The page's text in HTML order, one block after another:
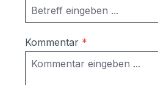
Kommentar *